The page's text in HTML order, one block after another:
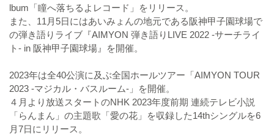
lbum「瞳へ落ちるよレコード」をリリース。
また、11月5日にはあいみょんの地元である阪神甲子園球場で
の弾き語りライブ『AIMYON 弾き語りLIVE 2022 -サーチライ
ト- in 阪神甲子園球場』を開催。
2023年は全40公演に及ぶ全国ホールツアー「AIMYON TOUR
2023 -マジカル・バスルーム-」を開催。
４月より放送スタートのNHK 2023年度前期 連続テレビ小説
「らんまん」の主題歌「愛の花」を収録した14thシングルを6
月7日にリリース。